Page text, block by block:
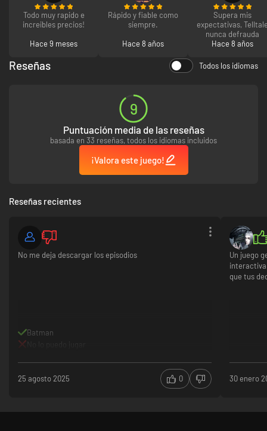
Todo muy rapido e
increibles precios!
Hace 9 meses
Rápido y fiable como
siempre.
Hace 8 años
Supera mis
expectativas,
nunca defrauda
Hace 8 años
Reseñas Todos los idiomas
9
Puntuación media de las reseñas
basada en 33 reseñas, todos los idiomas incluidos
¡Valora este juego!
Reseñas recientes
No me deja descargar los episodios
Batman
25 agosto 2025 0
Un juego
que tus
30 enero